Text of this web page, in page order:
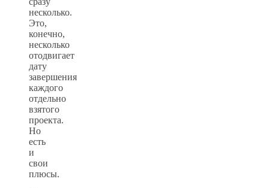
несколько.
Это,
конечно,
несколько
отодвигает
дату
завершения
каждого
отдельно
взятого
проекта.
Но
есть
и
свои
плюсы.